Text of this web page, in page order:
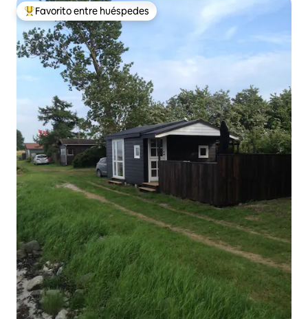
De los mejores en Favorito entre huéspedes
Favorito entre huéspedes